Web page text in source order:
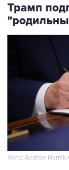
Трамп
Фото: Andrew